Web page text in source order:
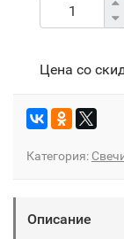
Цена со
Категория:
Описание